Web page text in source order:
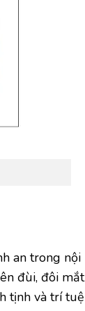
an trong nội
đùi, đôi mắt
tịnh và trí tuệ